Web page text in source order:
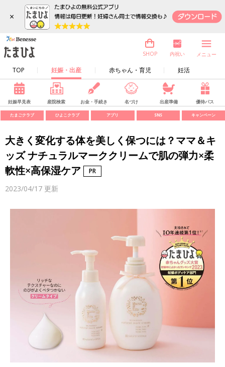
×
TOP 妊娠・出産 赤ちゃん・育児 妊活
SHOP 内祝い メニュー
妊娠早見表 産院検索 お金・手続き 名づけ 出産準備 優待パス
たまごクラブ ひよこクラブ アプリ SNS キャンペーン
大きく変化する体を美しく保つには？ママ＆キ
ッズ ナチュラルマーククリームで肌の弾力×柔
軟性×高保湿ケア
2023/04/17 更新